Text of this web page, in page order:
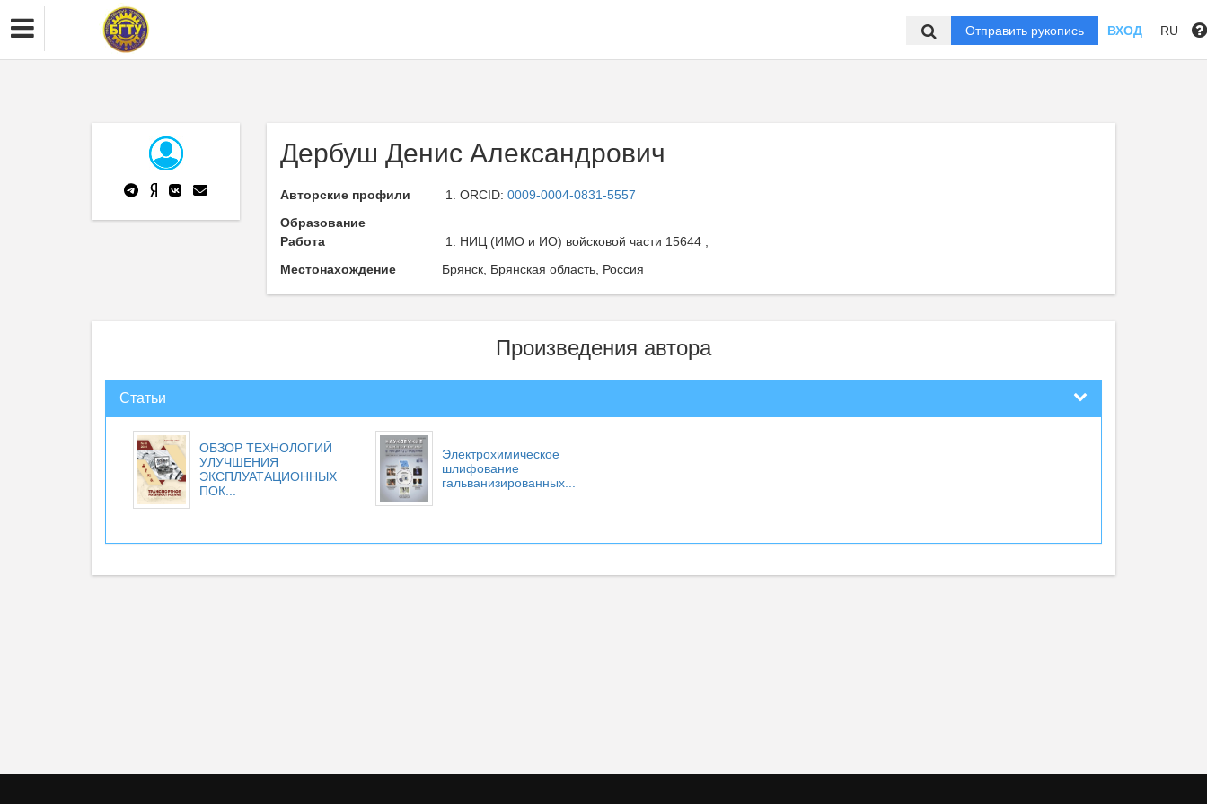
Отправить рукопись ВХОД RU
Дербуш Денис Александрович
Авторские профили ORCID: 0009-0004-0831-5557
Образование
Работа
НИЦ (ИМО и ИО) войсковой части 15644 ,
Местонахождение
Брянск, Брянская область, Россия
Произведения автора
Статьи
ОБЗОР ТЕХНОЛОГИЙ
УЛУЧШЕНИЯ
ЭКСПЛУАТАЦИОННЫХ
ПОК...
Электрохимическое
шлифование
гальванизированных...